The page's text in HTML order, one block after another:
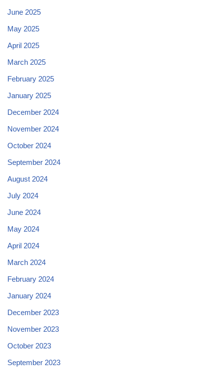
June 2025
May 2025
April 2025
March 2025
February 2025
January 2025
December 2024
November 2024
October 2024
September 2024
August 2024
July 2024
June 2024
May 2024
April 2024
March 2024
February 2024
January 2024
December 2023
November 2023
October 2023
September 2023